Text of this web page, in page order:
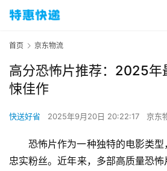
首页 京东物流
高分恐怖片推荐：2025年
悚佳作
快送好省 2025年9月20日 20:22:17 京东
恐怖片作为一种独特的电影类
忠实粉丝。近年来，多部高质量恐